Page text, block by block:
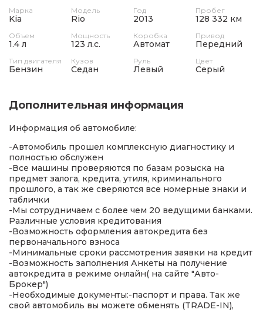
Марка
Kia
Модель
Rio
Год
2013
Пробег
128 332 км
Объем
1.4 л
Мощность
123 л.с.
Коробка
Автомат
Привод
Передний
Тип двигателя
Бензин
Кузов
Седан
Руль
Левый
Цвет
Серый
Дополнительная информация
Информация об автомобиле:
-Автомобиль прошел комплексную диагностику и
полностью обслужен
-Все машины проверяются по базам розыска на
предмет залога, кредита, утиля, криминального
прошлого, а так же сверяются все номерные знаки и
таблички
-Мы сотрудничаем с более чем 20 ведущими банками.
Различные условия кредитования
-Возможность оформления автокредита без
первоначального взноса
-Минимальные сроки рассмотрения заявки на кредит
-Возможность заполнения Анкеты на получение
автокредита в режиме онлайн( на сайте "Авто-
Брокер")
-Необходимые документы:-паспорт и права. Так же
свой автомобиль вы можете обменять (TRADE-IN),